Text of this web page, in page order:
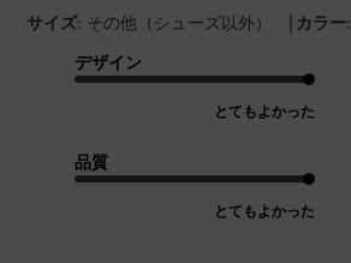
サイズ: その他（シューズ以外） | カラー:
デザイン
とてもよかった
品質
とてもよかった